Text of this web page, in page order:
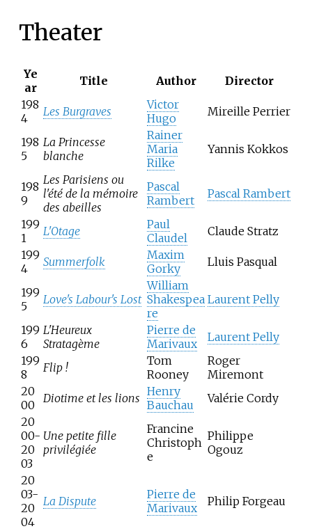
Theater
Ye
ar
Title Author
Director
198
4
Les Burgraves
Victor
Hugo
Mireille Perrier
198
5
La Princesse
blanche
Rainer
Maria
Rilke
Yannis Kokkos
198
9
Les Parisiens ou
l'été de la mémoire
des abeilles
Pascal
Rambert
Pascal Rambert
199
1
L'Otage
Paul
Claudel
Claude Stratz
199
4
Summerfolk
Maxim
Gorky
Lluis Pasqual
199
5
Love's Labour's Lost
William
Shakespea
re
Laurent Pelly
199
6
L'Heureux
Stratagème
Pierre de
Marivaux
Laurent Pelly
199
8
Flip !
Tom
Rooney
Roger
Miremont
20
00
Diotime et les lions Henry
Bauchau
Valérie Cordy
20
00-
20
03
Une petite fille
privilégiée
Francine
Christoph
e
Philippe
Ogouz
20
03-
20
04
La Dispute
Pierre de
Marivaux
Philip Forgeau